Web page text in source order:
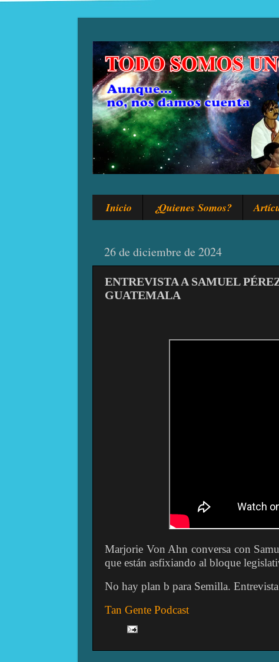
Inicio ¿Quienes Somos?
26 de diciembre de 2024
ENTREVISTA A SAMUEL
GUATEMALA
Marjorie Von Ahn conversa con
que están asfixiando al bloque
No hay plan b para Semilla.
Tan Gente Podcast